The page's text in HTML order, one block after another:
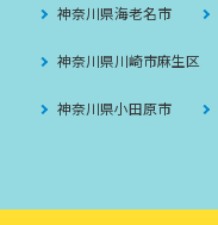
神奈川県海老名市
神奈川県川崎市麻生区
神奈川県小田原市